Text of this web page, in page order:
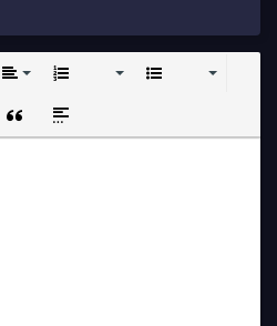
text
Quote
Insert spoiler